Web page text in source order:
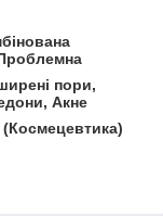
пори,
Акне
(Космецевтика)